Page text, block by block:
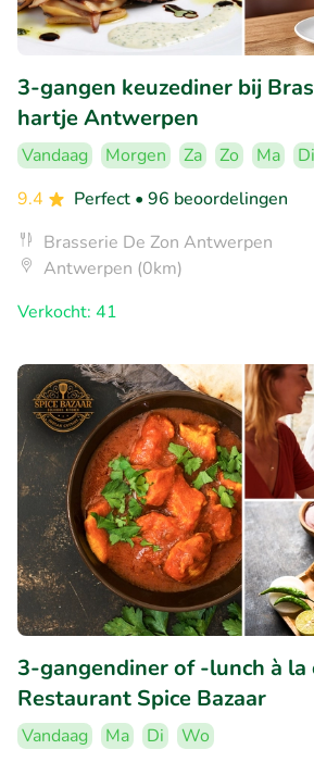
3-gangen keuzediner bij
hartje Antwerpen
Vandaag Morgen Za Zo Ma Di
9.4
Perfect • 96 beoordelingen
Brasserie De Zon Antwerpen
Antwerpen (0km)
Verkocht: 41
3-gangendiner of -lunch à la
Restaurant Spice Bazaar
Vandaag Ma Di Wo